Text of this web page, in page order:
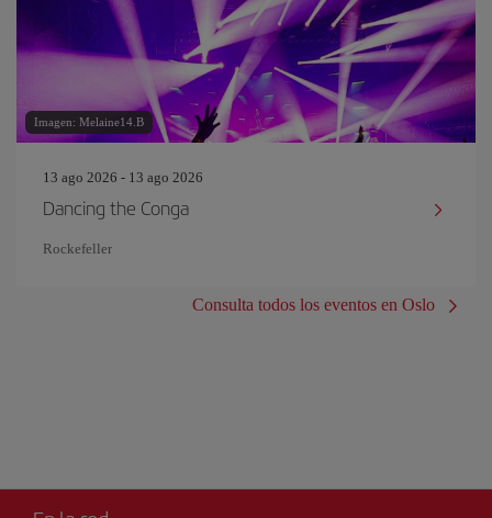
Imagen: Melaine14.B
13 ago 2026 - 13 ago 2026
Dancing the Conga
Rockefeller
Consulta todos los eventos en Oslo